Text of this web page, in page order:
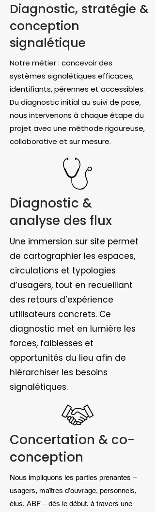
Diagnostic, stratégie &
conception
signalétique
Notre métier : concevoir des
systèmes signalétiques efficaces,
identifiants, pérennes et accessibles.
Du diagnostic initial au suivi de pose,
nous intervenons à chaque étape du
projet avec une méthode rigoureuse,
collaborative et sur mesure.
Diagnostic &
analyse des flux
Une immersion sur site permet
de cartographier les espaces,
circulations et typologies
d’usagers, tout en recueillant
des retours d’expérience
utilisateurs concrets. Ce
diagnostic met en lumière les
forces, faiblesses et
opportunités du lieu afin de
hiérarchiser les besoins
signalétiques.
Concertation & co-
conception
Nous impliquons les parties prenantes –
usagers, maîtres d’ouvrage, personnels,
élus, ABF – dès le début, à travers une